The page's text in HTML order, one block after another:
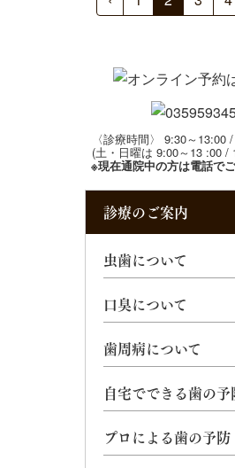
〈診療時間〉 9:30～13:00
(土・日曜は 9:00～13 :00 /
※現在通院中の方は電話で
診療のご案内
虫歯について
口臭について
歯周病について
自宅でできる歯の予
プロによる歯の予防